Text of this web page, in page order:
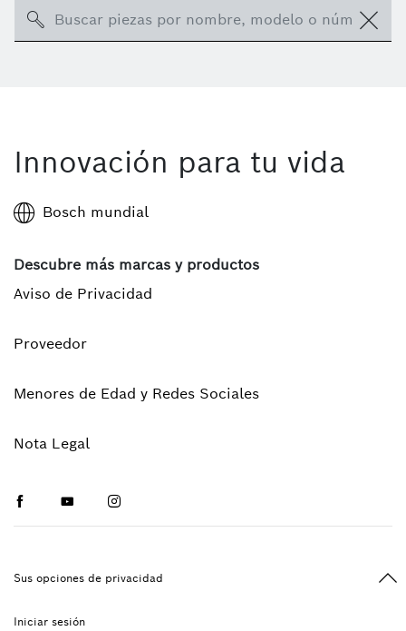
Search
Innovación para tu vida
Bosch mundial
Descubre más marcas y productos
Aviso de Privacidad
Proveedor
Menores de Edad y Redes Sociales
Nota Legal
FacebookYoutubeInstagram
Sus opciones de privacidad
Iniciar sesión